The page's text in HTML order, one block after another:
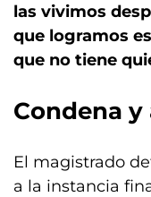
las vivimos
que logramos
que no tiene
Condena
El magistrado
a la instancia